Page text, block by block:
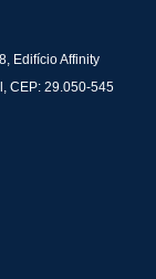
Edifício Affinity
CEP: 29.050-545